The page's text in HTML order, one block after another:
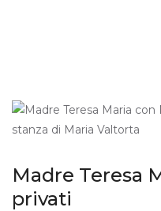
Madre Teresa
privati